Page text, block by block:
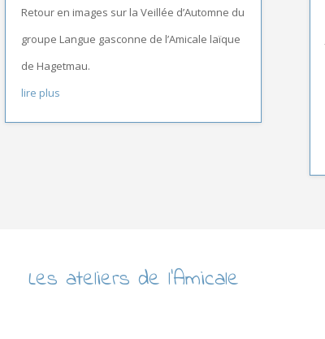
Retour en images sur la Veillée d’Automne du
groupe Langue gasconne de l’Amicale laïque
de Hagetmau.
lire plus
Les ateliers de l’Amicale